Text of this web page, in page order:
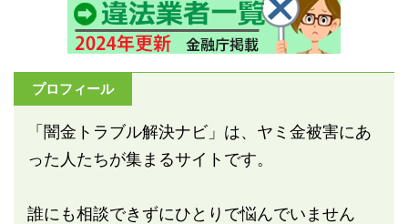
プロフィール
「闇金トラブル解決ナビ」は、ヤミ金被害にあ
った人たちが集まるサイトです。
誰にも相談できずにひとりで悩んでいません